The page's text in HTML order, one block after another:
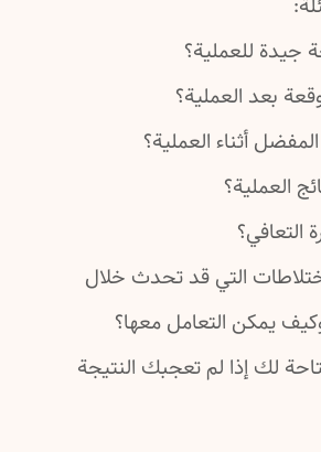
التي قد تحدث خلال
يمكن التعامل معها؟
لك إذا لم تعجبك النتيجة